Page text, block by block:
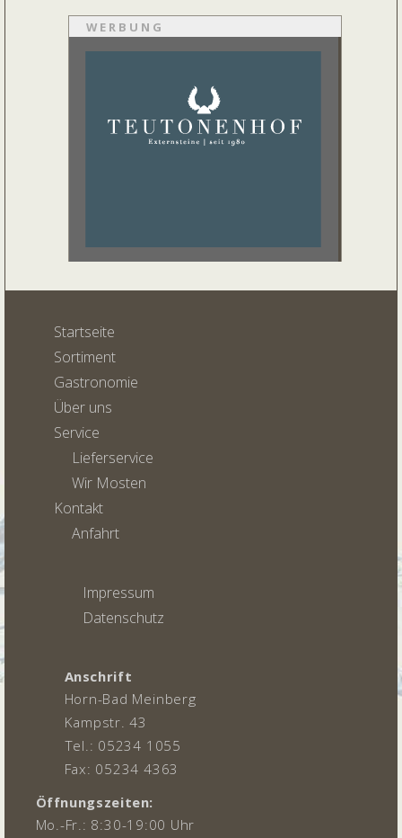
WERBUNG
Startseite
Sortiment
Gastronomie
Über uns
Service
Lieferservice
Wir Mosten
Kontakt
Anfahrt
Impressum
Datenschutz
Anschrift
Horn-Bad Meinberg
Kampstr. 43
Tel.: 05234 1055
Fax: 05234 4363
Öffnungszeiten:
Mo.-Fr.: 8:30-19:00 Uhr